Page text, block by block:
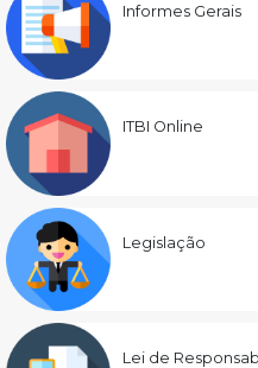
Informes Gerais
ITBI Online
Legislação
Lei de